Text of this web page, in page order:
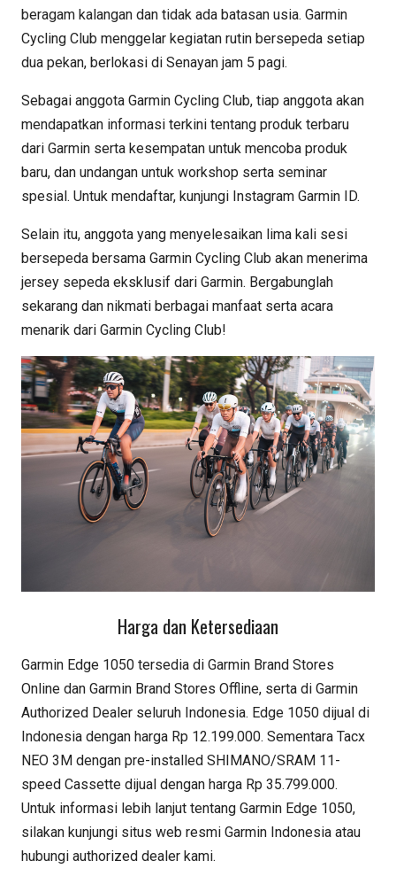
beragam kalangan dan tidak ada batasan usia. Garmin
Cycling Club menggelar kegiatan rutin bersepeda setiap
dua pekan, berlokasi di Senayan jam 5 pagi.
Sebagai anggota Garmin Cycling Club, tiap anggota akan
mendapatkan informasi terkini tentang produk terbaru
dari Garmin serta kesempatan untuk mencoba produk
baru, dan undangan untuk workshop serta seminar
spesial. Untuk mendaftar, kunjungi Instagram Garmin ID.
Selain itu, anggota yang menyelesaikan lima kali sesi
bersepeda bersama Garmin Cycling Club akan menerima
jersey sepeda eksklusif dari Garmin. Bergabunglah
sekarang dan nikmati berbagai manfaat serta acara
menarik dari Garmin Cycling Club!
Harga dan Ketersediaan
Garmin Edge 1050 tersedia di Garmin Brand Stores
Online dan Garmin Brand Stores Offline, serta di Garmin
Authorized Dealer seluruh Indonesia. Edge 1050 dijual di
Indonesia dengan harga Rp 12.199.000. Sementara Tacx
NEO 3M dengan pre-installed SHIMANO/SRAM 11-
speed Cassette dijual dengan harga Rp 35.799.000.
Untuk informasi lebih lanjut tentang Garmin Edge 1050,
silakan kunjungi situs web resmi Garmin Indonesia atau
hubungi authorized dealer kami.